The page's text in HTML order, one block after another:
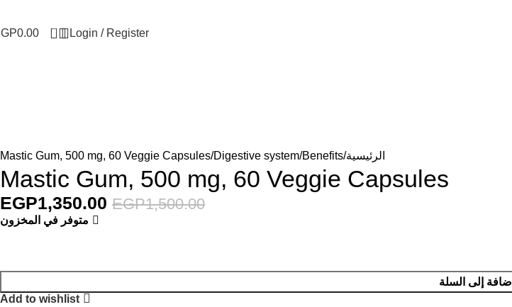
Login / Register
0
0.00
الرئيسية Benefits
Digestive system
Mastic Gum, 500 mg, 60 Veggie Capsules
Mastic Gum, 500 mg, 60 Veggie Capsules
EGP1,500.00
EGP1,350.00
متوفر في المخزون
إضافة إلى السلة
Add to wishlist